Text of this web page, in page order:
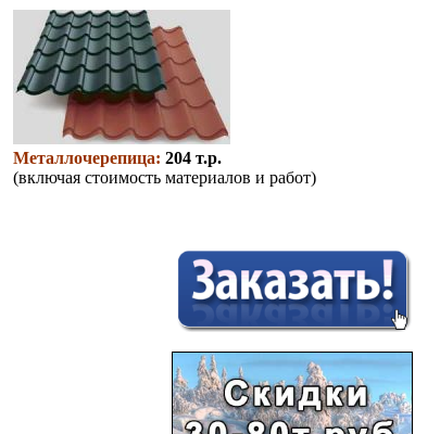
Металлочерепица: 204 т.р.
(включая стоимость материалов и работ)